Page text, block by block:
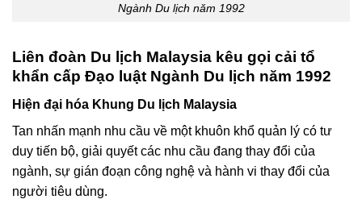
Ngành Du lịch năm 1992
Liên đoàn Du lịch Malaysia kêu gọi cải tổ
khẩn cấp Đạo luật Ngành Du lịch năm 1992
Hiện đại hóa Khung Du lịch Malaysia
Tan nhấn mạnh nhu cầu về một khuôn khổ quản lý có tư
duy tiến bộ, giải quyết các nhu cầu đang thay đổi của
ngành, sự gián đoạn công nghệ và hành vi thay đổi của
người tiêu dùng.